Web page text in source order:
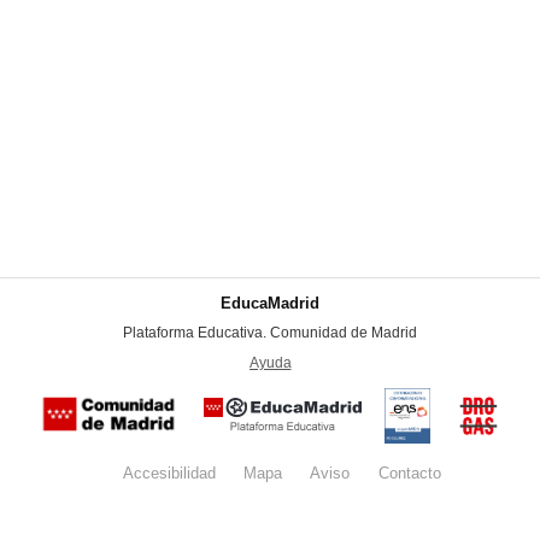
EducaMadrid
Plataforma Educativa. Comunidad de Madrid
Ayuda
Certificación
conformidad
con el
Nacional de
Seguridad
del
Accesibilidad Mapa Aviso legalContacto